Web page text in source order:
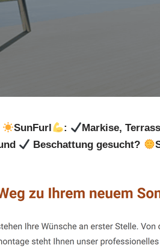
SunFurl : Markise,
Beschattung gesucht?